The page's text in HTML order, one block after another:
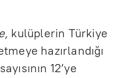
kulüplerin Türkiye
hazırlandığı
12’ye